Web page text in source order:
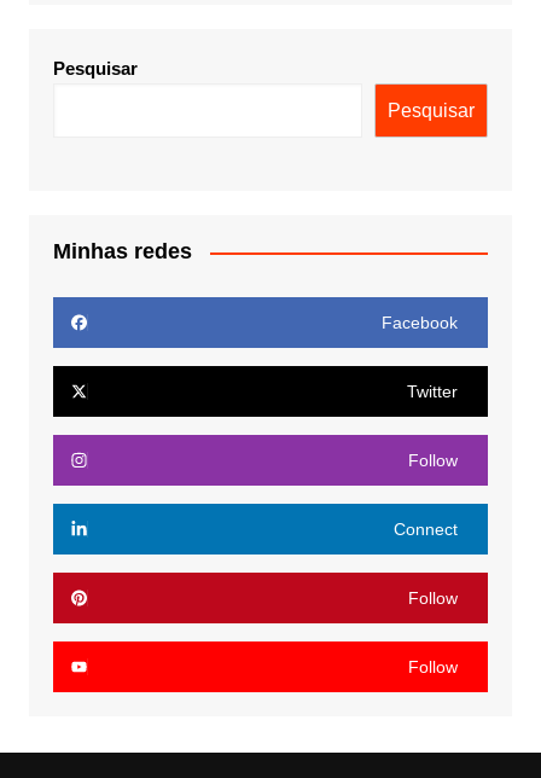
Pesquisar
Pesquisar
Minhas redes
Facebook
Twitter
Follow
Connect
Follow
Follow